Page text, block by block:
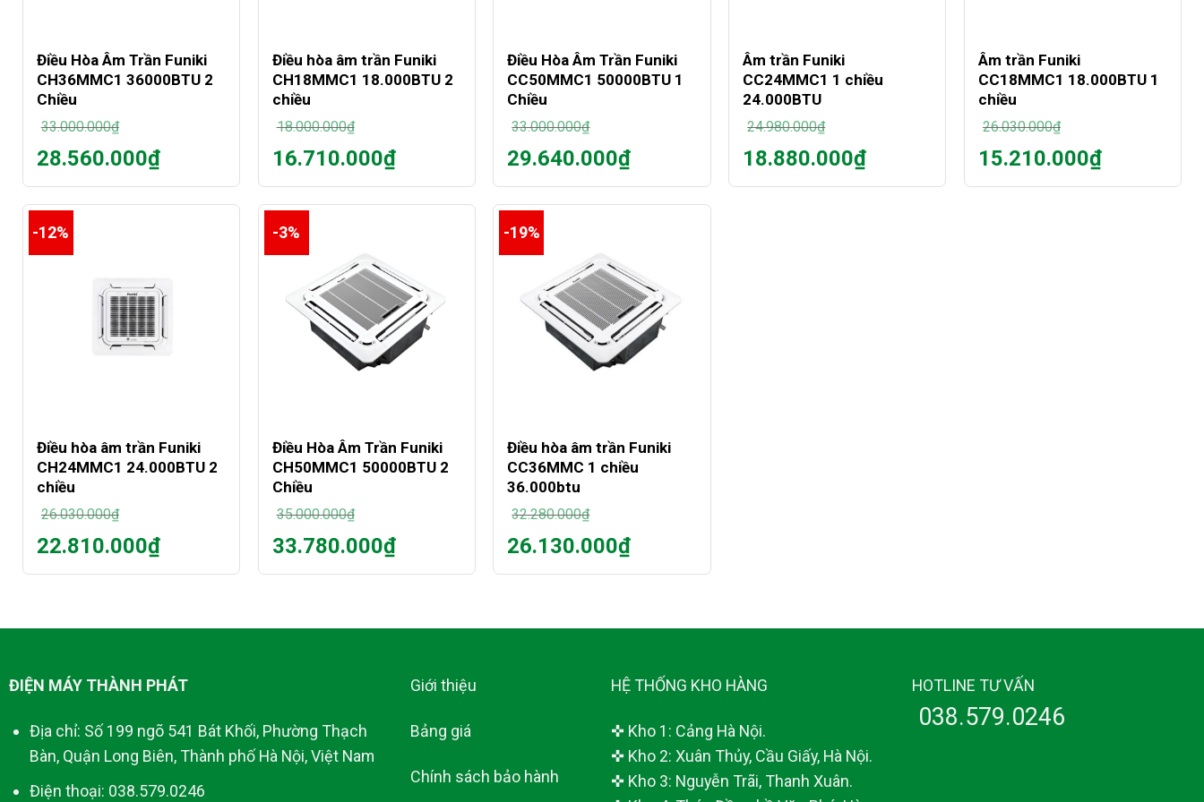
Điều Hòa Âm Trần Funiki
CH36MMC1 36000BTU 2
Chiều
33.000.000₫
Giá
gốc
là:
28.560.000₫
tại
là:
28.560.000₫.
Điều hòa âm trần Funiki
CH18MMC1 18.000BTU 2
chiều
18.000.000₫
Giá
gốc
là:
16.710.000₫
tại
là:
16.710.000₫.
Điều Hòa Âm Trần Funiki
CC50MMC1 50000BTU 1
Chiều
33.000.000₫
Giá
gốc
là:
29.640.000₫
tại
là:
29.640.000₫.
Âm trần Funiki
CC24MMC1 1 chiều
24.000BTU
24.980.000₫
Giá
gốc
là:
18.880.000₫
Âm trần Funiki
CC18MMC1 18.000BTU 1
chiều
26.030.000₫
Giá
gốc
là:
15.210.000₫
-12%
Điều hòa âm trần Funiki
CH24MMC1 24.000BTU 2
chiều
26.030.000₫
Giá
gốc
là:
22.810.000₫
22.810.000₫.
-3%
Điều Hòa Âm Trần Funiki
CH50MMC1 50000BTU 2
Chiều
35.000.000₫
Giá
gốc
là:
33.780.000₫
33.780.000₫.
-19%
Điều hòa âm trần Funiki
CC36MMC 1 chiều
36.000btu
32.280.000₫
Giá
gốc
là:
26.130.000₫
26.130.000₫.
ĐIỆN MÁY THÀNH PHÁT
Địa chỉ: Số 199 ngõ 541 Bát Khối, Phường Thạch
Bàn, Quận Long Biên, Thành phố Hà Nội, Việt Nam
Điện thoại: 038.579.0246
Giới thiệu
Bảng giá
Chính sách bảo hành
HỆ THỐNG KHO HÀNG
✜ Kho 1: Cảng Hà Nội.
✜ Kho 2: Xuân Thủy, Cầu Giấy, Hà Nội.
✜ Kho 3: Nguyễn Trãi, Thanh Xuân.
HOTLINE TƯ VẤN
038.579.0246